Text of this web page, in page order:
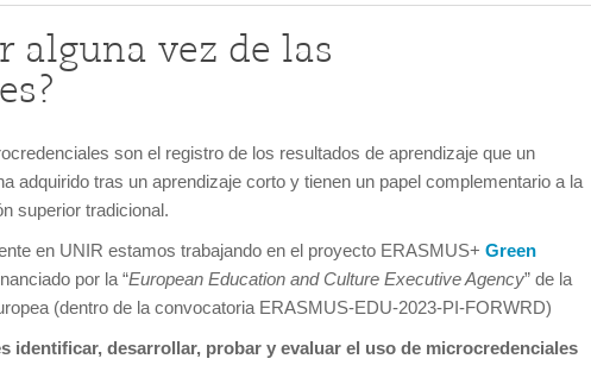
alguna vez de las
son el registro de los resultados de aprendizaje que un
adquirido tras un aprendizaje corto y tienen un papel complementario a la
superior tradicional.
en UNIR estamos trabajando en el proyecto ERASMUS+ Green
por la “European Education and Culture Executive Agency” de la
(dentro de la convocatoria ERASMUS-EDU-2023-PI-FORWRD)
identificar, desarrollar, probar y evaluar el uso de microcredenciales